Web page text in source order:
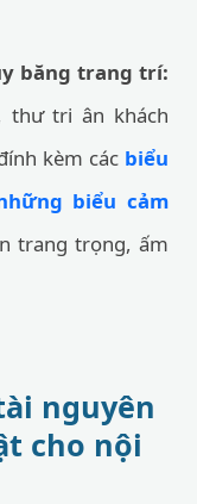
băng trang trí:
thư tri ân khách
kèm các biểu
biểu cảm
trang trọng, ấm
nguyên
cho nội